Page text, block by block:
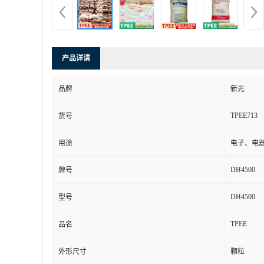
产品详请
品牌 新光
货号 TPEE713
用途 电子、电
牌号 DH4500
型号 DH4500
品名 TPEE
外形尺寸 颗粒